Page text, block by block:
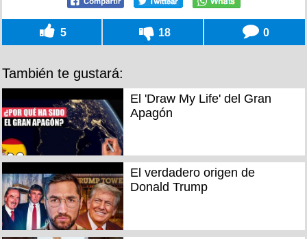
5 18 0
También te gustará:
El 'Draw My Life' del Gran
Apagón
El verdadero origen de
Donald Trump